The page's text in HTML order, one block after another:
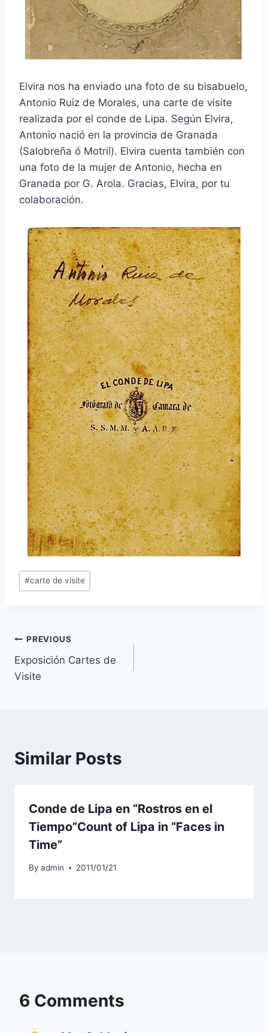
Elvira nos ha enviado una foto de su bisabuelo,
Antonio Ruiz de Morales, una carte de visite
realizada por el conde de Lipa. Según Elvira,
Antonio nació en la provincia de Granada
(Salobreña ó Motril). Elvira cuenta también con
una foto de la mujer de Antonio, hecha en
Granada por G. Arola. Gracias, Elvira, por tu
colaboración.
Post
Tags:
#carte de visite
Post
navigation
PREVIOUS
Exposición Cartes de
Visite
Similar Posts
Conde de Lipa en “Rostros en el
Tiempo”Count of Lipa in “Faces in
Time”
By admin 2011/01/21
6 Comments